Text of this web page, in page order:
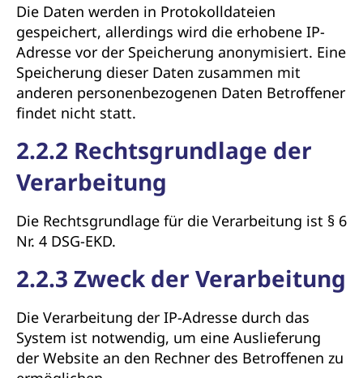
Die Daten werden in Protokolldateien
gespeichert, allerdings wird die erhobene IP-
Adresse vor der Speicherung anonymisiert. Eine
Speicherung dieser Daten zusammen mit
anderen personenbezogenen Daten Betroffener
findet nicht statt.
2.2.2 Rechtsgrundlage der
Verarbeitung
Die Rechtsgrundlage für die Verarbeitung ist § 6
Nr. 4 DSG-EKD.
2.2.3 Zweck der Verarbeitung
Die Verarbeitung der IP-Adresse durch das
System ist notwendig, um eine Auslieferung
der Website an den Rechner des Betroffenen zu